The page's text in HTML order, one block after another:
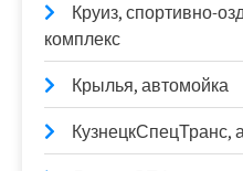
Круиз, спортивно-
комплекс
Крылья, автомойка
КузнецкСпецТранс,